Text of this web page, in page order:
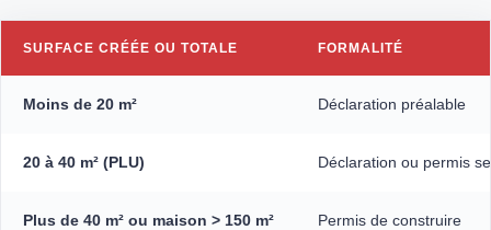
SURFACE CRÉÉE OU TOTALE FORMALITÉ
Moins de 20 m² Déclaration préalable
20 à 40 m² (PLU) Déclaration ou permis
Plus de 40 m² ou maison > 150 m² Permis de construire